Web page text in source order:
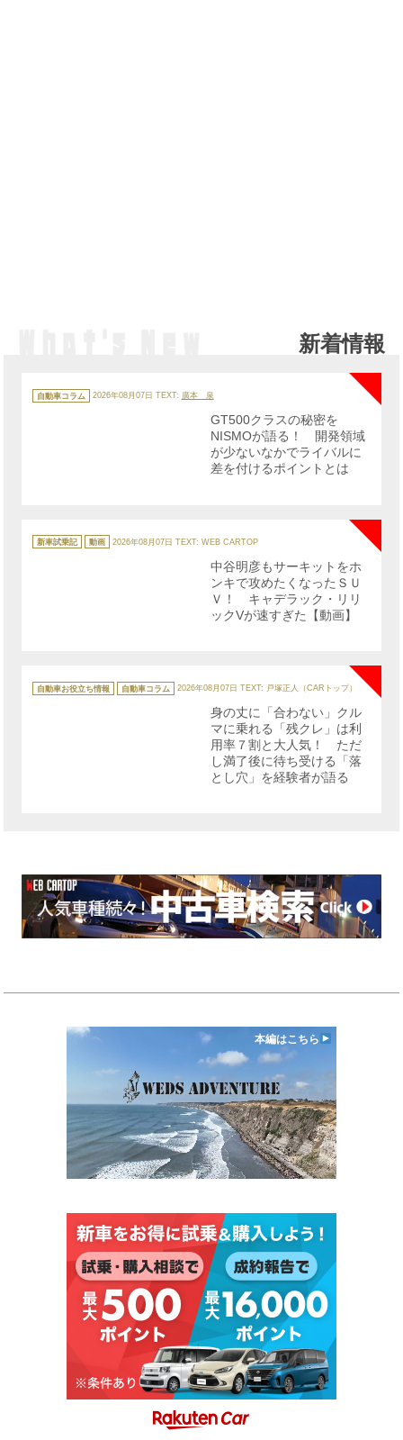
新着情報
テ
ゴ
自動車コラム 2026年08月07日 TEXT: 廣本 泉
NEW
GT500クラスの秘密を
NISMOが語る！ 開発領域
が少ないなかでライバルに
差を付けるポイントとは
テ
ゴ
新車試乗記 動画 2026年08月07日 TEXT: WEB CARTOP
中谷明彦もサーキットをホ
ンキで攻めたくなったＳＵ
Ｖ！ キャデラック・リリ
ックVが速すぎた【動画】
テ
ゴ
自動車お役立ち情報 自動車コラム 2026年08月07日 TEXT: 戸塚正人（CARトップ）
身の丈に「合わない」クル
マに乗れる「残クレ」は利
用率７割と大人気！ ただ
し満了後に待ち受ける「落
とし穴」を経験者が語る
本編はこちら